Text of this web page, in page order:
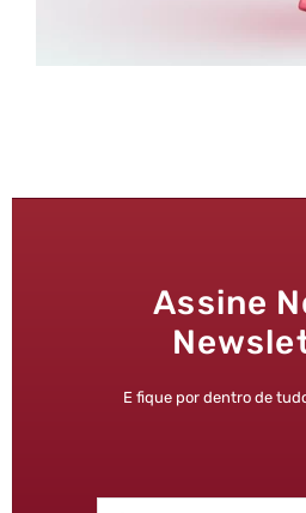
Assine
E fique por dentro de